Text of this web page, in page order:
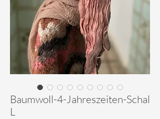
Baumwoll-4-Jahreszeiten-Schal
L